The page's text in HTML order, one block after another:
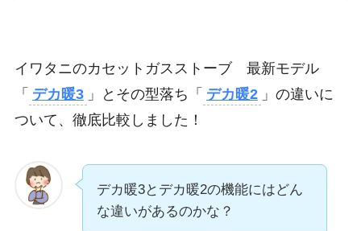
イワタニのカセットガスストーブ 最新モデル
「 デカ暖3 」とその型落ち「 デカ暖2 」の違いに
ついて、徹底比較しました！
デカ暖3とデカ暖2の機能にはどん
な違いがあるのかな？